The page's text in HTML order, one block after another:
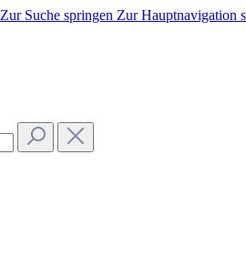
Zur Suche springen Zur Hauptnavigation